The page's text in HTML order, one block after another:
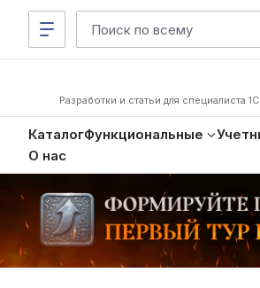
Разработки и статьи для специалиста 1С
КаталогФункциональные
О нас